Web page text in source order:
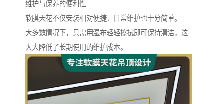
维护与保养的便利性
软膜天花不仅安装相对便捷，日常维护也十分简单。
大多数情况下，只需用湿布轻轻擦拭即可保持清洁，这
大大降低了长期使用的维护成本。